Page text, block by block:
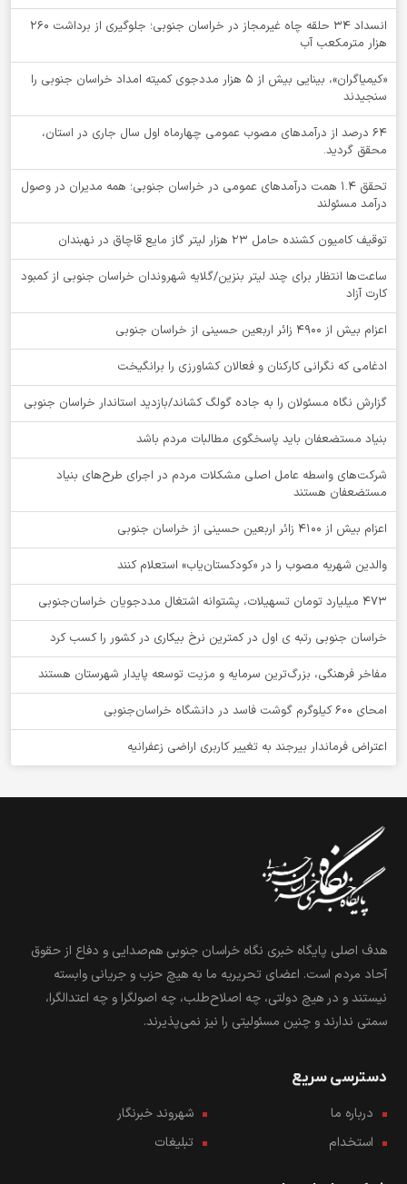
انسداد ۳۴ حلقه چاه غیرمجاز در خراسان جنوبی؛ جلوگیری از برداشت ۲۶۰
هزار مترمکعب آب
«کیمیاگران»، بینایی بیش از ۵ هزار مددجوی کمیته امداد خراسان جنوبی را
سنجیدند
64 درصد از درآمدهای مصوب عمومی چهارماه اول سال جاری در استان،
محقق گردید.
تحقق ۱.۴ همت درآمدهای عمومی در خراسان جنوبی؛ همه مدیران در وصول
درآمد مسئولند
توقيف کامیون کشنده حامل 23 هزار لیتر گاز مایع قاچاق در نهبندان
ساعت‌ها انتظار برای چند لیتر بنزین/گلایه شهروندان خراسان جنوبی از کمبود
کارت آزاد
اعزام بیش از 4900 زائر اربعین حسینی از خراسان جنوبی
ادغامی که نگرانی کارکنان و فعالان کشاورزی را برانگیخت
گزارش نگاه مسئولان را به جاده گولگ کشاند/بازدید استاندار خراسان جنوبی
بنیاد مستضعفان باید پاسخگوی مطالبات مردم باشد
شرکت‌های واسطه عامل اصلی مشکلات مردم در اجرای طرح‌های بنیاد
مستضعفان هستند
اعزام بیش از 4100 زائر اربعین حسینی از خراسان جنوبی
والدین شهریه مصوب را در «کودکستان‌یاب» استعلام کنند
۴۷۳ میلیارد تومان تسهیلات، پشتوانه اشتغال مددجویان خراسان‌جنوبی
خراسان جنوبی رتبه ی اول در کمترین نرخ بیکاری در کشور را کسب کرد
مفاخر فرهنگی، بزرگ‌ترین سرمایه و مزیت توسعه پایدار شهرستان هستند
امحای ۶۰۰ کیلوگرم گوشت فاسد در دانشگاه خراسان‌جنوبی
اعتراض فرماندار بیرجند به تغییر کاربری اراضی زعفرانیه
هدف اصلی پایگاه خبری نگاه خراسان جنوبی هم‌صدایی و دفاع از حقوق
آحاد مردم است. اعضای تحریریه ما به هیچ حزب و جریانی وابسته
نیستند و در هیچ دولتی، چه اصلاح‌طلب، چه اصولگرا و چه اعتدالگرا،
سمتی ندارند و چنین مسئولیتی را نیز نمی‌پذیرند.
دسترسی سریع
درباره ما
شهروند خبرنگار
استخدام
تبلیغات